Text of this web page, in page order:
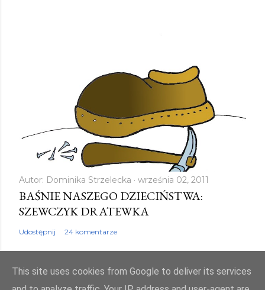
Autor: Dominika Strzelecka września 02, 2011
BAŚNIE NASZEGO DZIECIŃSTWA:
SZEWCZYK DRATEWKA
Udostępnij 24 komentarze
This site uses cookies from Google to deliver its services